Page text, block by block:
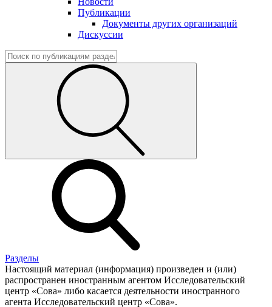
Публикации
Документы других организаций
Дискуссии
Разделы
Настоящий материал (информация) произведен и (или)
распространен иностранным агентом Исследовательский
центр «Сова» либо касается деятельности иностранного
агента Исследовательский центр «Сова».